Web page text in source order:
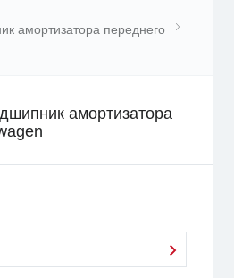
амортизатора переднего
амортизатора